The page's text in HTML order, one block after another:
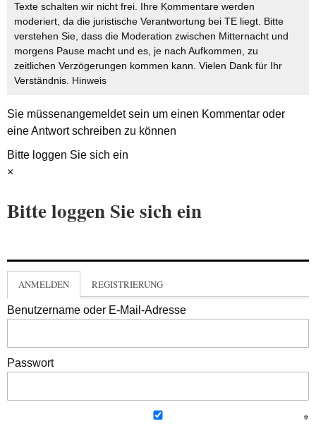
Texte schalten wir nicht frei. Ihre Kommentare werden
moderiert, da die juristische Verantwortung bei TE liegt. Bitte
verstehen Sie, dass die Moderation zwischen Mitternacht und
morgens Pause macht und es, je nach Aufkommen, zu
zeitlichen Verzögerungen kommen kann. Vielen Dank für Ihr
Verständnis. Hinweis
Sie müssenangemeldetsein um einen Kommentar oder
eine Antwort schreiben zu können
Bitte loggen Sie sich ein
×
Bitte loggen Sie sich ein
ANMELDEN REGISTRIERUNG
Benutzername oder E-Mail-Adresse
Passwort